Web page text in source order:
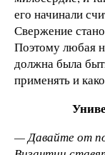
его начинали
Свержение
Поэтому любая
должна была
применять и
— Давайте от